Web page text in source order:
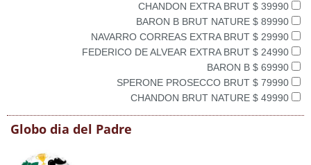
CHANDON EXTRA BRUT $ 39990
BARON B BRUT NATURE $ 89990
NAVARRO CORREAS EXTRA BRUT $ 29990
FEDERICO DE ALVEAR EXTRA BRUT $ 24990
BARON B $ 69990
SPERONE PROSECCO BRUT $ 79990
CHANDON BRUT NATURE $ 49990
Globo dia del Padre